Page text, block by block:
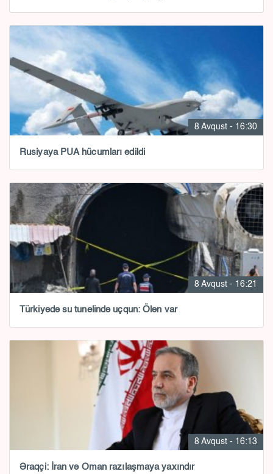
8 Avqust - 16:30
Rusiyaya PUA hücumları edildi
8 Avqust - 16:21
Türkiyədə su tunelində uçqun: Ölən var
8 Avqust - 16:13
Əraqçi: İran və Oman razılaşmaya yaxındır